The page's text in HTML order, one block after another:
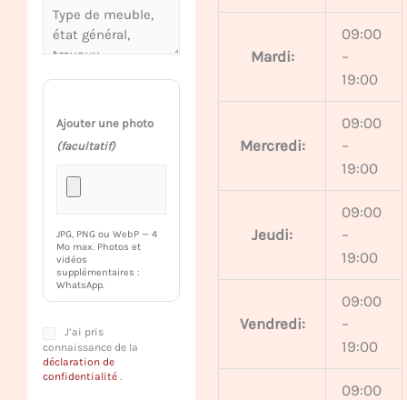
Ajouter une photo
(facultatif)
JPG, PNG ou WebP — 4
Mo max. Photos et
vidéos
supplémentaires :
WhatsApp.
J’ai pris
connaissance de la
déclaration de
confidentialité
Mardi:
09:00
–
19:00
Mercredi:
09:00
–
19:00
Jeudi:
09:00
–
19:00
Vendredi:
09:00
–
19:00
09:00